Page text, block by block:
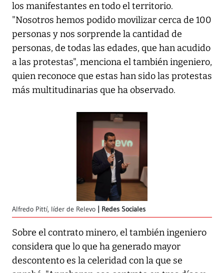
los manifestantes en todo el territorio.
"Nosotros hemos podido movilizar cerca de 100
personas y nos sorprende la cantidad de
personas, de todas las edades, que han acudido
a las protestas", menciona el también ingeniero,
quien reconoce que estas han sido las protestas
más multitudinarias que ha observado.
Alfredo Pittí, líder de Relevo Redes Sociales
Sobre el contrato minero, el también ingeniero
considera que lo que ha generado mayor
descontento es la celeridad con la que se